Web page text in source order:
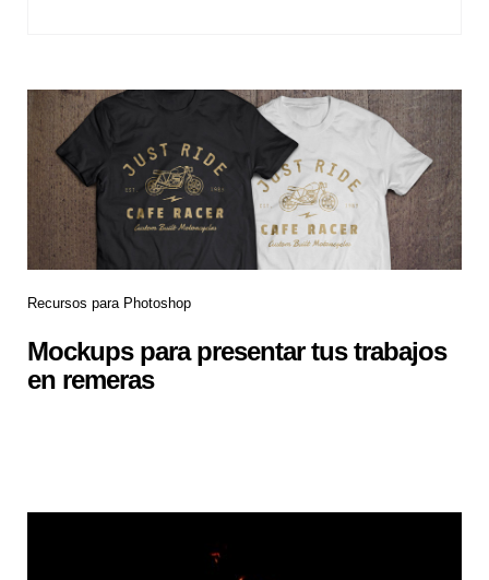
Recursos para Photoshop
Mockups para presentar tus trabajos
en remeras